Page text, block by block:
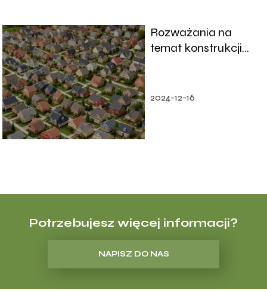
Rozważania na
temat konstrukcji
2024-12-16
Potrzebujesz więcej informacji?
NAPISZ DO NAS